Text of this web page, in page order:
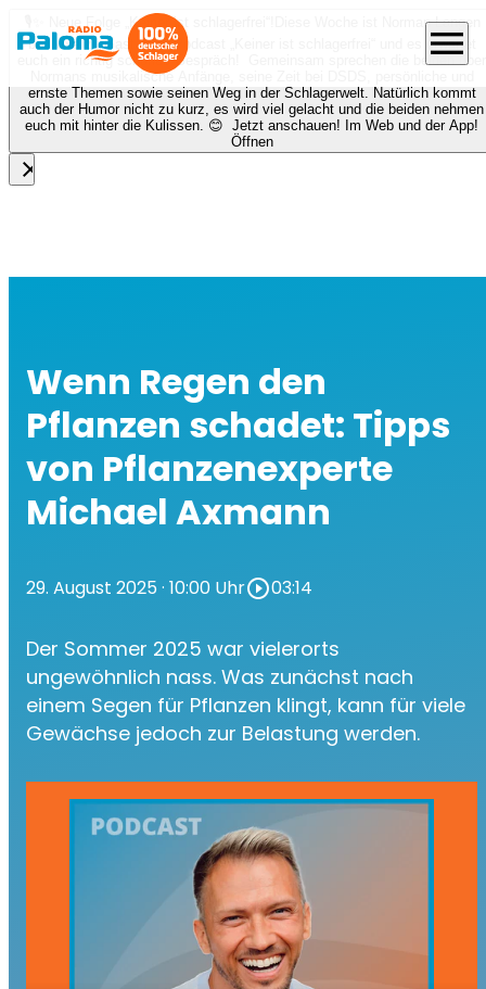
🎙️✨ Neue Folge „Keiner ist schlagerfrei“!
Diese Woche ist Norman Langen
bei Nora zu Gast beim Podcast „Keiner ist schlagerfrei“ und es erwartet
euch ein richtig schönes Gespräch! Gemeinsam sprechen die beiden über
Normans musikalische Anfänge, seine Zeit bei DSDS, persönliche und
ernste Themen sowie seinen Weg in der Schlagerwelt. Natürlich kommt
auch der Humor nicht zu kurz, es wird viel gelacht und die beiden nehmen
euch mit hinter die Kulissen. 😊 Jetzt anschauen! Im Web und der App!
Öffnen
close
menu
Wenn Regen den
Pflanzen schadet: Tipps
von Pflanzenexperte
Michael Axmann
29. August 2025 · 10:00 Uhrplay_circle_outline03:14
Der Sommer 2025 war vielerorts
ungewöhnlich nass. Was zunächst nach
einem Segen für Pflanzen klingt, kann für viele
Gewächse jedoch zur Belastung werden.